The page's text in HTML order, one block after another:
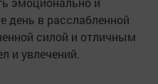
день в расслабленной
силой и отличным
и увлечений.